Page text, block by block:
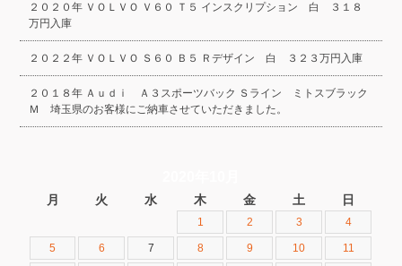
２０２０年 ＶＯＬＶＯ Ｖ６０ Ｔ５ インスクリプション 白 ３１８
万円入庫
２０２２年 ＶＯＬＶＯ Ｓ６０ Ｂ５ Ｒデザイン 白 ３２３万円入庫
２０１８年 Ａｕｄｉ Ａ３スポーツバック Ｓライン ミトスブラック
Ｍ 埼玉県のお客様にご納車させていただきました。
月 火 水 木 金 土 日
1 2 3 4
5 6 7 8 9 10 11